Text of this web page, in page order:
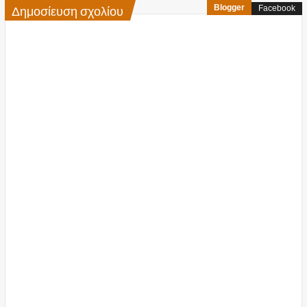
Δημοσίευση σχολίου Blogger Facebook